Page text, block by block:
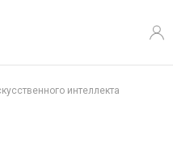
интеллекта